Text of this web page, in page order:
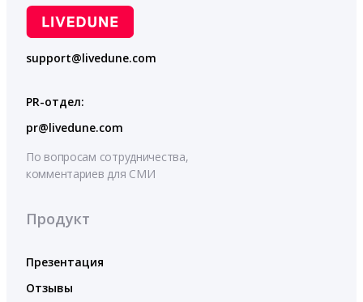
support@livedune.com
PR-отдел:
pr@livedune.com
По вопросам сотрудничества,
комментариев для СМИ
Продукт
Презентация
Отзывы